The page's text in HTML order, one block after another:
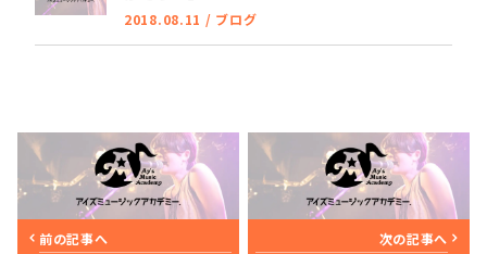
2018.08.11 / ブログ
前の記事へ 次の記事へ